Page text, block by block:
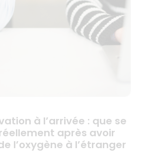
à l’arrivée : que se
après avoir
l’oxygène à l’étranger